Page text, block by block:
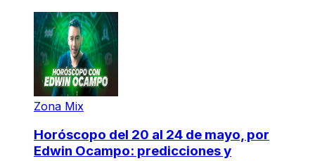
Zona Mix
Horóscopo del 20 al 24 de mayo, por
Edwin Ocampo: predicciones y